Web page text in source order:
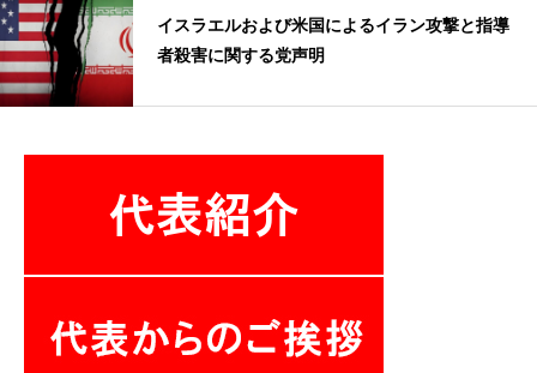
イスラエルおよび米国によるイラン攻撃と指導
者殺害に関する党声明